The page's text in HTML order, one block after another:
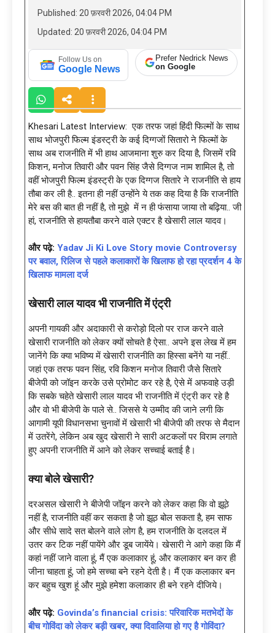
Published: 20 फ़रवरी 2026, 04:04 PM
Updated: 20 फ़रवरी 2026, 04:04 PM
Follow Us on
Google News
Prefer Nedrick News
on Google
Khesari Latest Interview: एक तरफ जहां हिंदी फिल्मों के साथ
साथ भोजपुरी फिल्म इंडस्ट्री के कई दिग्गजों सितारो ने फिल्मों के
साथ अब राजनीति में भी हाथ आजमाना शुरु कर दिया है, जिसमें रवि
किशन, मनोज तिवारी और पवन सिंह जैसे दिग्गज नाम शामिल है, तो
वहीं भोजपुरी फिल्म इंडस्ट्री के एक दिग्गज सितारे ने राजनीति से हाय
तौबा कर ली है.. इतना ही नहीं उन्होंने ये तक कह दिया है कि राजनीति
मेरे बस की बात ही नहीं है, तो मुझे में न ही फंसाया जाया तो बढ़िया.. जी
हां, राजनीति से हायतौबा करने वाले एक्टर है खेसारी लाल यादव।
और पढ़े: Yadav Ji Ki Love Story movie Controversy
पर बवाल, रिलिज से पहले कलाकारों के खिलाफ हो रहा प्रदर्शन 4 के
खिलाफ मामला दर्ज
खेसारी लाल यादव भी राजनीति में एंट्री
अपनी गायकी और अदाकारी से करोड़ो दिलो पर राज करने वाले
खेसारी राजनीति को लेकर क्यों सोचते है ऐसा.. अपने इस लेख में हम
जानेंगे कि क्या भविष्य में खेसारी राजनीति का हिस्सा बनेंगे या नहीं..
जहां एक तरफ पवन सिंह, रवि किशन मनोज तिवारी जैसे सितारे
बीजेपी को जॉइन करके उसे प्रोमोट कर रहे है, ऐसे में अफवाहे उड़ी
कि सबके चहेते खेसारी लाल यादव भी राजनीति में एंट्री कर रहे है
और वो भी बीजेपी के पाले से.. जिससे ये उम्मीद की जाने लगी कि
आगामी यूपी विधानसभा चुनावों में खेसारी भी बीजेपी की तरफ से मैदान
में उतरेंगे, लेकिन अब खुद खेसारी ने सारी अटकलों पर विराम लगाते
हुए अपनी राजनीति में आने को लेकर सच्चाई बताई है।
क्या बोले खेसारी?
दरअसल खेसारी ने बीजेपी जॉइन करने को लेकर कहा कि वो झूठे
नहीं है, राजनीति वहीं कर सकता है जो झूठ बोल सकता है, हम साफ
और सीधे सादे सत बोलने वाले लोग है, हम राजनीति के दलदल में
उतर कर टिक नहीं पायेंगे और डूब जायेंये। खेसारी ने आगे कहा कि मैं
कहां नहीं जाने वाला हूं, मैं एक कलाकार हूं, और कलाकार बन कर ही
जीना चाहता हूं, जो हमे सच्चा बने रहने देती है। मैं एक कलाकार बन
कर बहुच खुश हूं और मुझे हमेशा कलाकार ही बने रहने दीजिये।
और पढ़े: Govinda’s financial crisis: परिवारिक मतभेदों के
बीच गोविंदा को लेकर बड़ी खबर, क्या दिवालिया हो गए है गोविंदा?